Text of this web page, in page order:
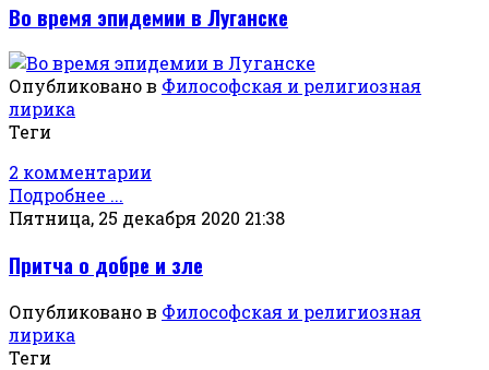
Во время эпидемии в Луганске
Опубликовано в Философская и религиозная
лирика
Теги
2 комментарии
Подробнее ...
Пятница, 25 декабря 2020 21:38
Притча о добре и зле
Опубликовано в Философская и религиозная
лирика
Теги